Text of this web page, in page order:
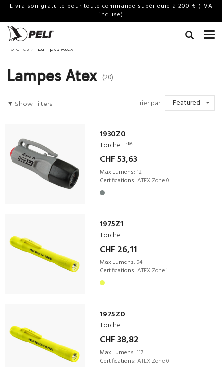
Livraison gratuite pour toute commande supérieure à 200 € (TVA
incluse)
Torches Lampes Atex
Lampes Atex (20)
Show Filters Trier par Featured
1930Z0
Torche L1™
CHF 53,63
Max Lumens: 12
Certifications: ATEX Zone 0
1975Z1
Torche
CHF 26,11
Max Lumens: 94
Certifications: ATEX Zone 1
1975Z0
Torche
CHF 38,82
Max Lumens: 117
Certifications: ATEX Zone 0